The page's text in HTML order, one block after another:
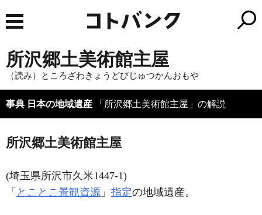
所沢郷土美術館主屋
（読み）ところざわきょうどびじゅつかんおもや
事典 日本の地域遺産 「所沢郷土美術館主屋」の解説
所沢郷土美術館主屋
(埼玉県所沢市久米1447-1)
「 とことこ景観資源 」 指定の地域遺産。